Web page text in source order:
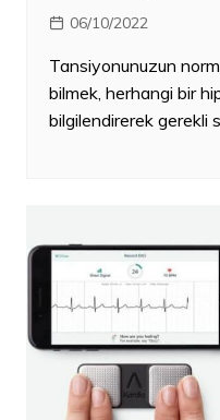
06/10/2022
Tansiyonunuzun
bilmek, herhangi bir
bilgilendirerek gerekli